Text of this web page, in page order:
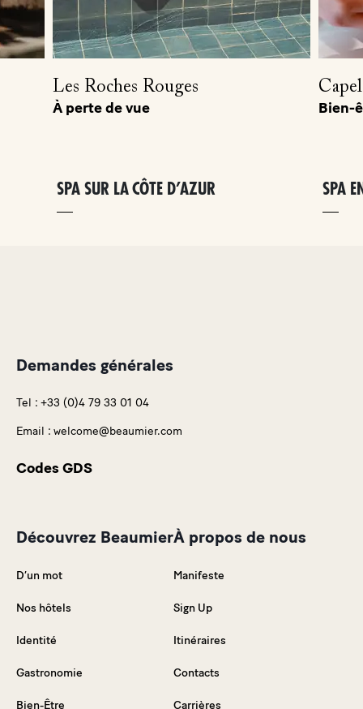
Les Roches Rouges
À perte de vue
SPA SUR LA CÔTE D’AZUR
Bien-
SPA
Demandes générales
Tel : +33 (0)4 79 33 01 04
Email : welcome@beaumier.com
Codes GDS
Découvrez Beaumier
D’un mot
Nos hôtels
Identité
Gastronomie
Bien-Être
À propos de nous
Manifeste
Sign Up
Itinéraires
Contacts
Carrières